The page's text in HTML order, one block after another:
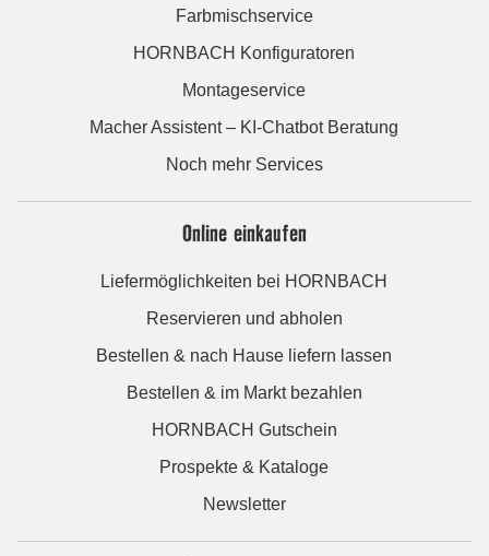
Farbmischservice
HORNBACH Konfiguratoren
Montageservice
Macher Assistent – KI-Chatbot Beratung
Noch mehr Services
Online einkaufen
Liefermöglichkeiten bei HORNBACH
Reservieren und abholen
Bestellen & nach Hause liefern lassen
Bestellen & im Markt bezahlen
HORNBACH Gutschein
Prospekte & Kataloge
Newsletter